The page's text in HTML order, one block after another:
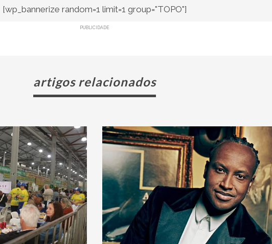
[wp_bannerize random=1 limit=1 group="TOPO"]
PUBLICIDADE
artigos relacionados